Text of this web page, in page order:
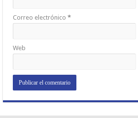
Correo electrónico *
Web